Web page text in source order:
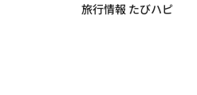
旅行情報 たびハピ